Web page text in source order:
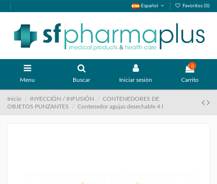
Español Favoritos (0)
Menu Buscar Iniciar sesión
0
Carrito
Inicio INYECCIÓN / INFUSIÓN
CONTENEDORES DE
OBJETOS PUNZANTES
Contenedor agujas desechable 4 l